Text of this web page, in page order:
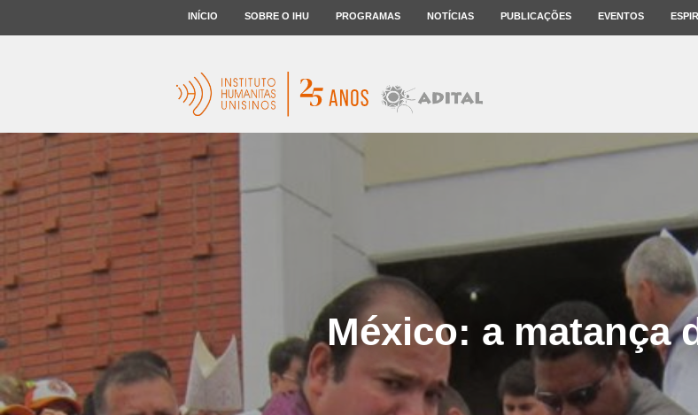
INÍCIO SOBRE O IHU PROGRAMAS NOTÍCIAS PUBLICAÇÕES EVENTOS
México: a matança